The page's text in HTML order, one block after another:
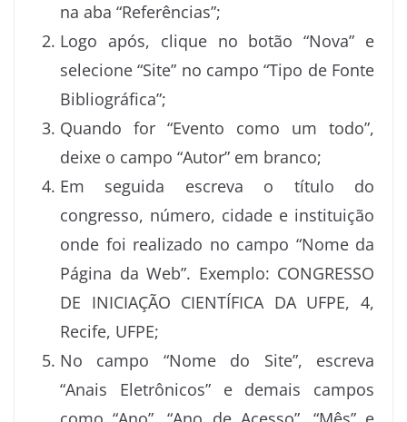
na aba “Referências”;
Logo após, clique no botão “Nova” e
selecione “Site” no campo “Tipo de Fonte
Bibliográfica”;
Quando for “Evento como um todo”,
deixe o campo “Autor” em branco;
Em seguida escreva o título do
congresso, número, cidade e instituição
onde foi realizado no campo “Nome da
Página da Web”. Exemplo: CONGRESSO
DE INICIAÇÃO CIENTÍFICA DA UFPE, 4,
Recife, UFPE;
No campo “Nome do Site”, escreva
“Anais Eletrônicos” e demais campos